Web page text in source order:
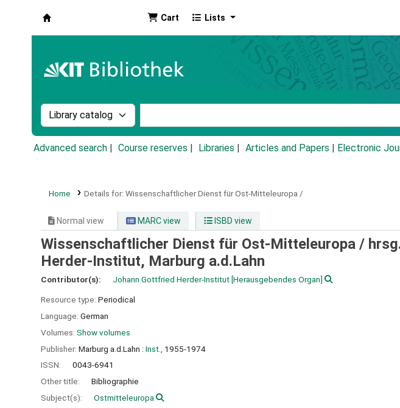
Cart Lists
Search the catalog by:
Advanced search Course reserves Libraries Articles and Papers Electronic
Home Details for: Wissenschaftlicher Dienst für Ost-Mitteleuropa /
Normal view MARC view ISBD view
Wissenschaftlicher Dienst für Ost-Mitteleuropa /
Herder-Institut, Marburg a.d.Lahn
Contributor(s): Johann Gottfried Herder-Institut [Herausgebendes Organ]
Resource type: Periodical
Language: German
Volumes: Show volumes
Publisher: Marburg a.d.Lahn : Inst.,
1955-1974
ISSN:
0043-6941
Other title:
Bibliographie
Subject(s):
Ostmitteleuropa